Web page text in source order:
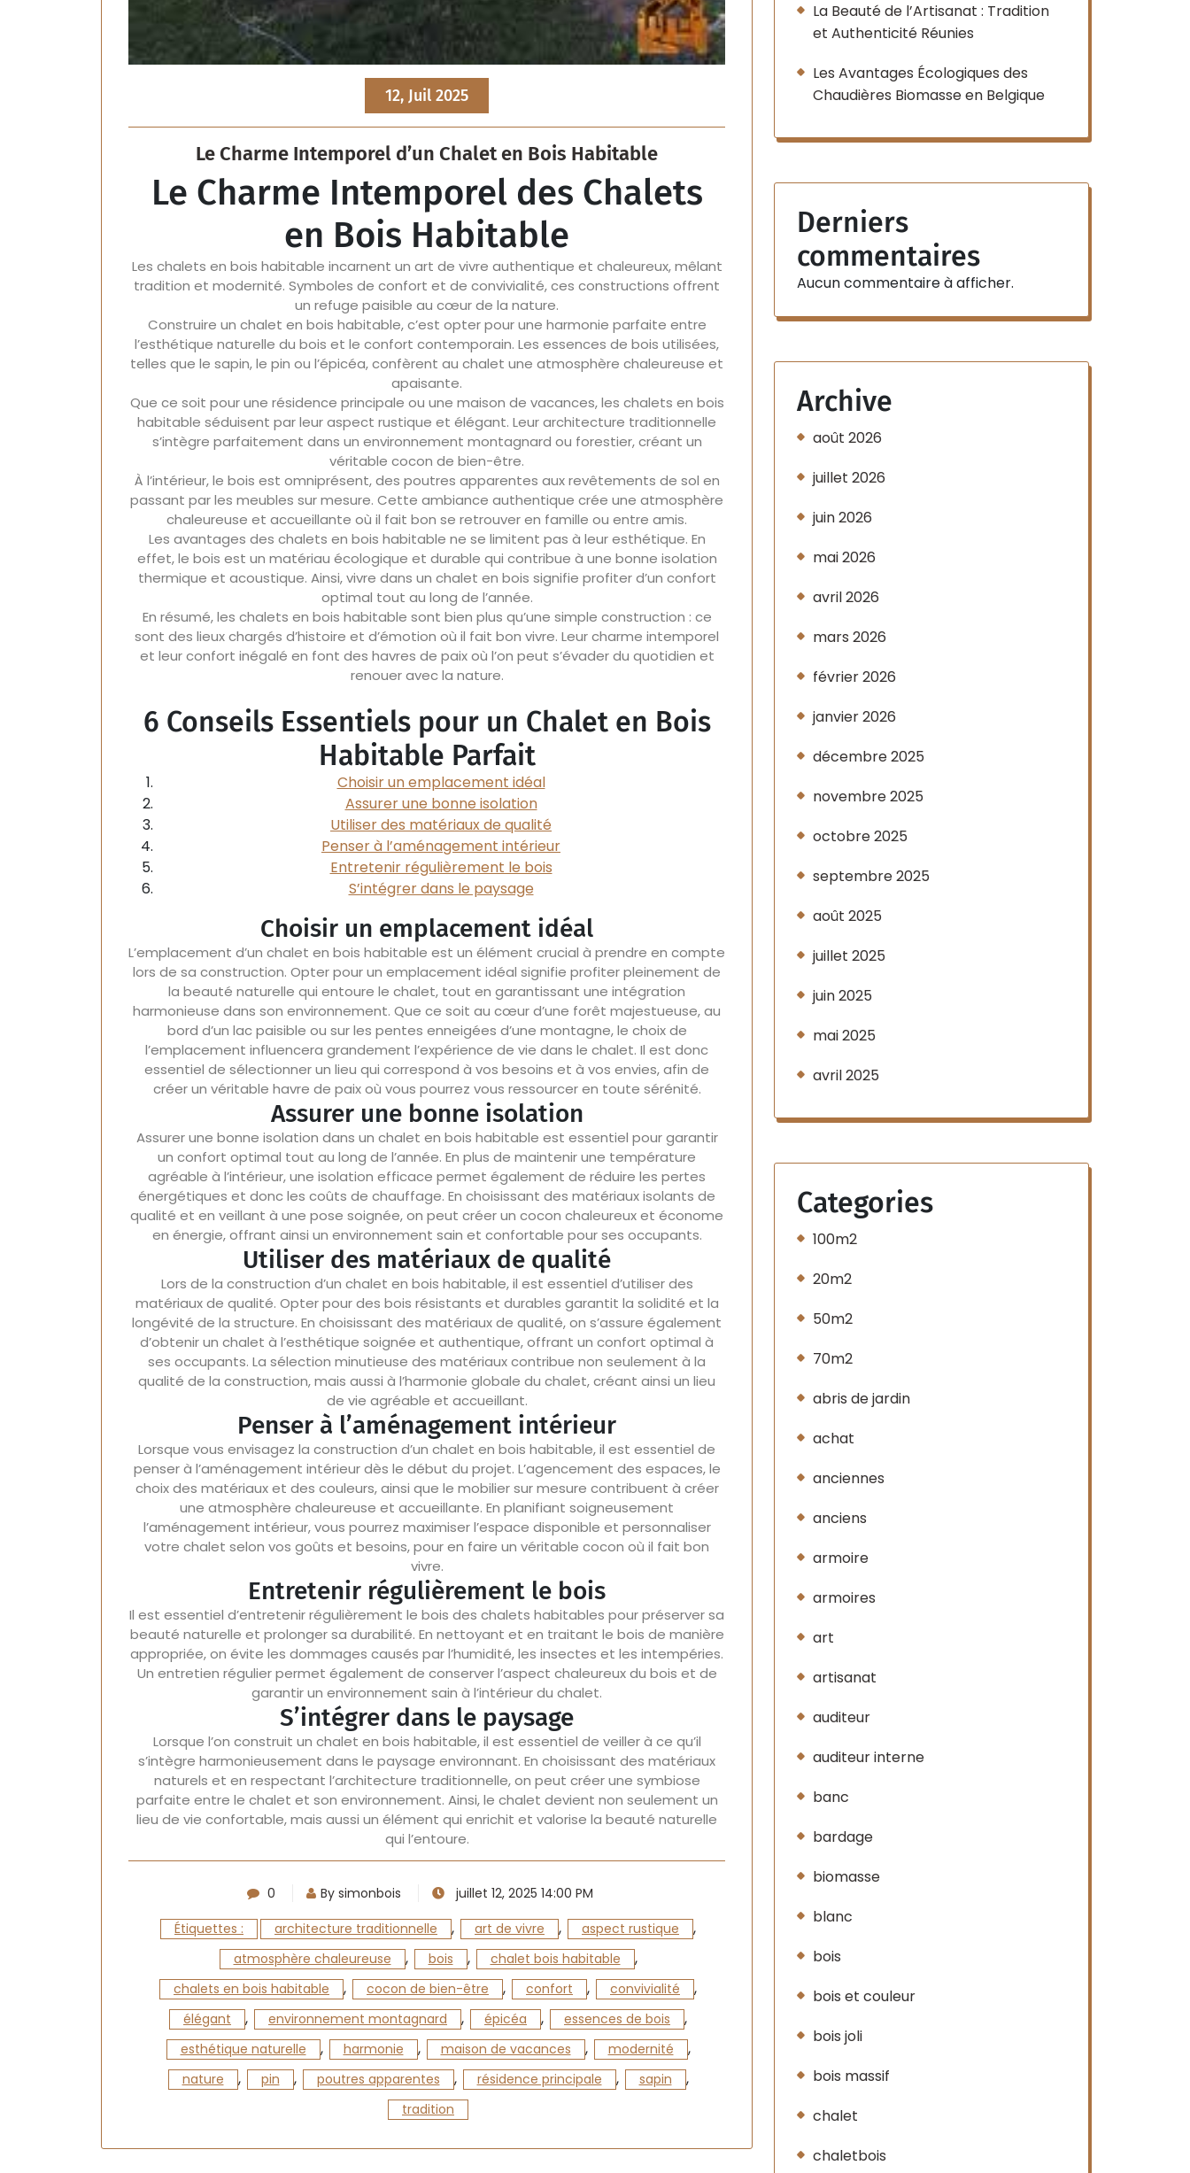
12, Juil 2025
Le Charme Intemporel d’un Chalet en Bois Habitable
Le Charme Intemporel des Chalets
en Bois Habitable
Les chalets en bois habitable incarnent un art de vivre authentique et chaleureux, mêlant
tradition et modernité. Symboles de confort et de convivialité, ces constructions offrent
un refuge paisible au cœur de la nature.
Construire un chalet en bois habitable, c’est opter pour une harmonie parfaite entre
l’esthétique naturelle du bois et le confort contemporain. Les essences de bois utilisées,
telles que le sapin, le pin ou l’épicéa, confèrent au chalet une atmosphère chaleureuse et
apaisante.
Que ce soit pour une résidence principale ou une maison de vacances, les chalets en bois
habitable séduisent par leur aspect rustique et élégant. Leur architecture traditionnelle
s’intègre parfaitement dans un environnement montagnard ou forestier, créant un
véritable cocon de bien-être.
À l’intérieur, le bois est omniprésent, des poutres apparentes aux revêtements de sol en
passant par les meubles sur mesure. Cette ambiance authentique crée une atmosphère
chaleureuse et accueillante où il fait bon se retrouver en famille ou entre amis.
Les avantages des chalets en bois habitable ne se limitent pas à leur esthétique. En
effet, le bois est un matériau écologique et durable qui contribue à une bonne isolation
thermique et acoustique. Ainsi, vivre dans un chalet en bois signifie profiter d’un confort
optimal tout au long de l’année.
En résumé, les chalets en bois habitable sont bien plus qu’une simple construction : ce
sont des lieux chargés d’histoire et d’émotion où il fait bon vivre. Leur charme intemporel
et leur confort inégalé en font des havres de paix où l’on peut s’évader du quotidien et
renouer avec la nature.
6 Conseils Essentiels pour un Chalet en Bois
Habitable Parfait
Choisir un emplacement idéal
Assurer une bonne isolation
Utiliser des matériaux de qualité
Penser à l’aménagement intérieur
Entretenir régulièrement le bois
S’intégrer dans le paysage
Choisir un emplacement idéal
L’emplacement d’un chalet en bois habitable est un élément crucial à prendre en compte
lors de sa construction. Opter pour un emplacement idéal signifie profiter pleinement de
la beauté naturelle qui entoure le chalet, tout en garantissant une intégration
harmonieuse dans son environnement. Que ce soit au cœur d’une forêt majestueuse, au
bord d’un lac paisible ou sur les pentes enneigées d’une montagne, le choix de
l’emplacement influencera grandement l’expérience de vie dans le chalet. Il est donc
essentiel de sélectionner un lieu qui correspond à vos besoins et à vos envies, afin de
créer un véritable havre de paix où vous pourrez vous ressourcer en toute sérénité.
Assurer une bonne isolation
Assurer une bonne isolation dans un chalet en bois habitable est essentiel pour garantir
un confort optimal tout au long de l’année. En plus de maintenir une température
agréable à l’intérieur, une isolation efficace permet également de réduire les pertes
énergétiques et donc les coûts de chauffage. En choisissant des matériaux isolants de
qualité et en veillant à une pose soignée, on peut créer un cocon chaleureux et économe
en énergie, offrant ainsi un environnement sain et confortable pour ses occupants.
Utiliser des matériaux de qualité
Lors de la construction d’un chalet en bois habitable, il est essentiel d’utiliser des
matériaux de qualité. Opter pour des bois résistants et durables garantit la solidité et la
longévité de la structure. En choisissant des matériaux de qualité, on s’assure également
d’obtenir un chalet à l’esthétique soignée et authentique, offrant un confort optimal à
ses occupants. La sélection minutieuse des matériaux contribue non seulement à la
qualité de la construction, mais aussi à l’harmonie globale du chalet, créant ainsi un lieu
de vie agréable et accueillant.
Penser à l’aménagement intérieur
Lorsque vous envisagez la construction d’un chalet en bois habitable, il est essentiel de
penser à l’aménagement intérieur dès le début du projet. L’agencement des espaces, le
choix des matériaux et des couleurs, ainsi que le mobilier sur mesure contribuent à créer
une atmosphère chaleureuse et accueillante. En planifiant soigneusement
l’aménagement intérieur, vous pourrez maximiser l’espace disponible et personnaliser
votre chalet selon vos goûts et besoins, pour en faire un véritable cocon où il fait bon
vivre.
Entretenir régulièrement le bois
Il est essentiel d’entretenir régulièrement le bois des chalets habitables pour préserver sa
beauté naturelle et prolonger sa durabilité. En nettoyant et en traitant le bois de manière
appropriée, on évite les dommages causés par l’humidité, les insectes et les intempéries.
Un entretien régulier permet également de conserver l’aspect chaleureux du bois et de
garantir un environnement sain à l’intérieur du chalet.
S’intégrer dans le paysage
Lorsque l’on construit un chalet en bois habitable, il est essentiel de veiller à ce qu’il
s’intègre harmonieusement dans le paysage environnant. En choisissant des matériaux
naturels et en respectant l’architecture traditionnelle, on peut créer une symbiose
parfaite entre le chalet et son environnement. Ainsi, le chalet devient non seulement un
lieu de vie confortable, mais aussi un élément qui enrichit et valorise la beauté naturelle
qui l’entoure.
0 By simonbois
juillet 12, 2025 14:00 PM
Étiquettes :
architecture traditionnelle , art de vivre , aspect rustique ,
atmosphère chaleureuse , bois , chalet bois habitable ,
chalets en bois habitable , cocon de bien-être , confort , convivialité ,
élégant , environnement montagnard , épicéa , essences de bois ,
esthétique naturelle , harmonie , maison de vacances , modernité ,
nature , pin , poutres apparentes , résidence principale , sapin ,
tradition
La Beauté de l’Artisanat : Tradition
et Authenticité Réunies
Les Avantages Écologiques des
Chaudières Biomasse en Belgique
Derniers
commentaires
Aucun commentaire à afficher.
Archive
août 2026
juillet 2026
juin 2026
mai 2026
avril 2026
mars 2026
février 2026
janvier 2026
décembre 2025
novembre 2025
octobre 2025
septembre 2025
août 2025
juillet 2025
juin 2025
mai 2025
avril 2025
Categories
100m2
20m2
50m2
70m2
abris de jardin
achat
anciennes
anciens
armoire
armoires
art
artisanat
auditeur
auditeur interne
banc
bardage
biomasse
blanc
bois
bois et couleur
bois joli
bois massif
chalet
chaletbois